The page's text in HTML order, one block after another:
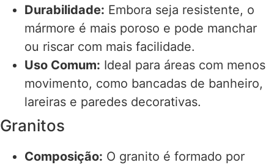
Durabilidade: Embora seja resistente, o
mármore é mais poroso e pode manchar
ou riscar com mais facilidade.
Uso Comum: Ideal para áreas com menos
movimento, como bancadas de banheiro,
lareiras e paredes decorativas.
Granitos
Composição: O granito é formado por